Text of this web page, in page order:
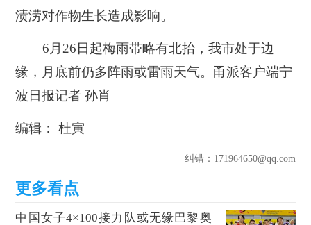
渍涝对作物生长造成影响。
6月26日起梅雨带略有北抬，我市处于边
缘，月底前仍多阵雨或雷雨天气。甬派客户端宁
波日报记者 孙肖
编辑： 杜寅
纠错：171964650@qq.com
中国女子4×100接力队或无缘巴黎奥